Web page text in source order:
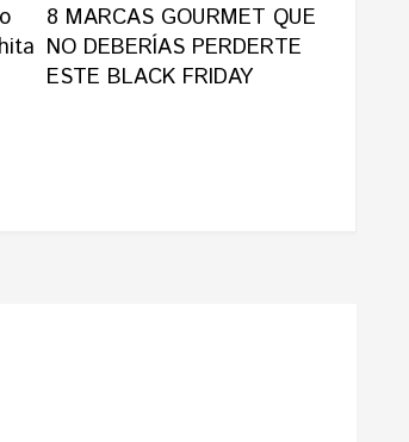
8 MARCAS GOURMET QUE
NO DEBERÍAS PERDERTE
ESTE BLACK FRIDAY